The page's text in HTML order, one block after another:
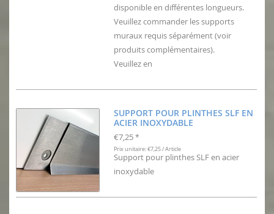
disponible en différentes longueurs.
Veuillez commander les supports
muraux requis séparément (voir
produits complémentaires).
Veuillez en
SUPPORT POUR PLINTHES SLF EN
ACIER INOXYDABLE
€7,25 *
Prix unitaire: €7,25 / Article
Support pour plinthes SLF en acier
inoxydable